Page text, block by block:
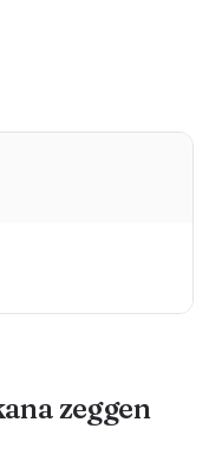
zeggen